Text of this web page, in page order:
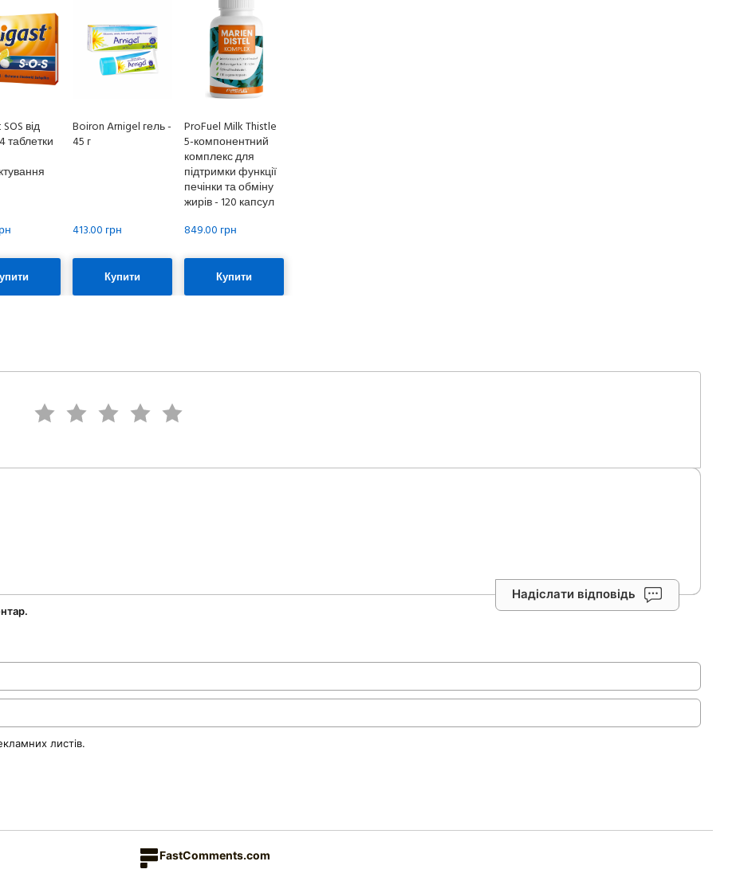
від
таблетки
Boiron Arnigel гель -
45 г
413.00 грн
Купити
ProFuel Milk Thistle
5-компонентний
комплекс для
підтримки функції
печінки та обміну
жирів - 120 капсул
849.00 грн
Купити
Надіслати відповідь
листів.
FastComments.com